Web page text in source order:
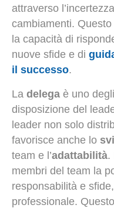
attraverso
cambiamenti.
la capacità di
nuove sfide e di
il successo.
La delega è uno
disposizione del
leader non solo
favorisce anche lo
team e l’adattabilità.
membri del team la
responsabilità e
professionale.